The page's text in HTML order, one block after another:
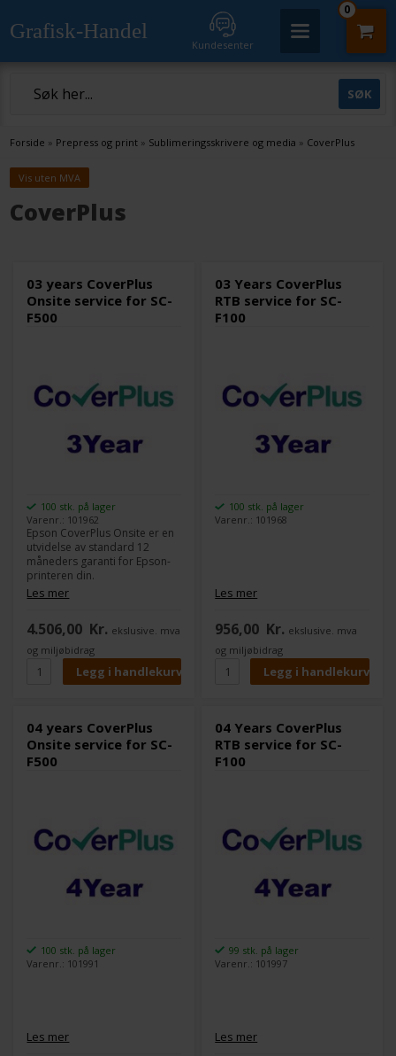
Grafisk-Handel
Kundesenter
0
Forside » Prepress og print » Sublimeringsskrivere og media » CoverPlus
Vis uten MVA
CoverPlus
03 years CoverPlus
Onsite service for SC-
F500
100 stk. på lager
Varenr.: 101962
Epson CoverPlus Onsite er en
utvidelse av standard 12
måneders garanti for Epson-
printeren din.
Dette er en Onsite-
servicepakke, noe som betyr
servicetekniker på stedet ditt
hvis noe skulle gå galt.
Hvorfor CoverPlus?
- Opptil fem års service og
din.
- Service og reparasjon innen
to arbeidsdager reduserer
Les mer
4.506,00 Kr. ekslusive. mva
og miljøbidrag
03 Years CoverPlus
RTB service for SC-
F100
100 stk. på lager
Varenr.: 101968
Les mer
956,00 Kr. ekslusive. mva
og miljøbidrag
04 years CoverPlus
Onsite service for SC-
F500
100 stk. på lager
Varenr.: 101991
Les mer
04 Years CoverPlus
RTB service for SC-
F100
99 stk. på lager
Varenr.: 101997
Les mer